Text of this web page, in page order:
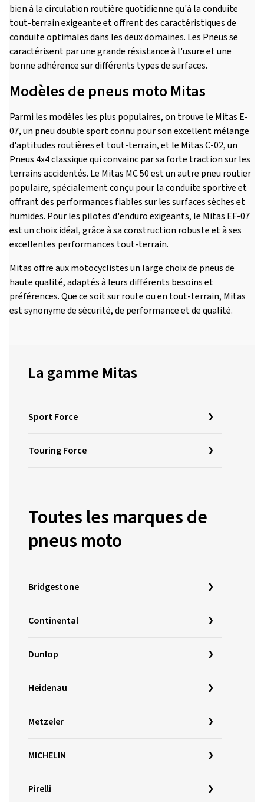
bien à la circulation routière quotidienne qu'à la conduite
tout-terrain exigeante et offrent des caractéristiques de
conduite optimales dans les deux domaines. Les Pneus se
caractérisent par une grande résistance à l'usure et une
bonne adhérence sur différents types de surfaces.
Modèles de pneus moto Mitas
Parmi les modèles les plus populaires, on trouve le Mitas E-
07, un pneu double sport connu pour son excellent mélange
d'aptitudes routières et tout-terrain, et le Mitas C-02, un
Pneus 4x4 classique qui convainc par sa forte traction sur les
terrains accidentés. Le Mitas MC 50 est un autre pneu routier
populaire, spécialement conçu pour la conduite sportive et
offrant des performances fiables sur les surfaces sèches et
humides. Pour les pilotes d'enduro exigeants, le Mitas EF-07
est un choix idéal, grâce à sa construction robuste et à ses
excellentes performances tout-terrain.
Mitas offre aux motocyclistes un large choix de pneus de
haute qualité, adaptés à leurs différents besoins et
préférences. Que ce soit sur route ou en tout-terrain, Mitas
est synonyme de sécurité, de performance et de qualité.
La gamme Mitas
Sport Force
Touring Force
Toutes les marques de
pneus moto
Bridgestone
Continental
Dunlop
Heidenau
Metzeler
MICHELIN
Pirelli